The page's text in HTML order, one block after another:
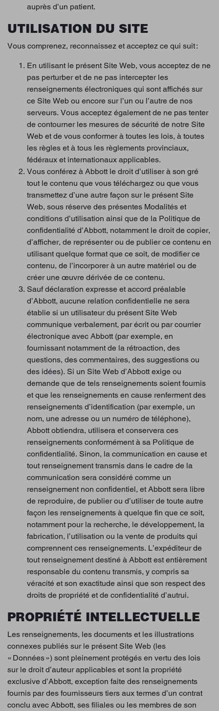
auprès d’un patient.
UTILISATION DU SITE
Vous comprenez, reconnaissez et acceptez ce qui suit :
En utilisant le présent Site Web, vous acceptez de ne
pas perturber et de ne pas intercepter les
renseignements électroniques qui sont affichés sur
ce Site Web ou encore sur l’un ou l’autre de nos
serveurs. Vous acceptez également de ne pas tenter
de contourner les mesures de sécurité de notre Site
Web et de vous conformer à toutes les lois, à toutes
les règles et à tous les règlements provinciaux,
fédéraux et internationaux applicables.
Vous conférez à Abbott le droit d’utiliser à son gré
tout le contenu que vous téléchargez ou que vous
transmettez d’une autre façon sur le présent Site
Web, sous réserve des présentes Modalités et
conditions d’utilisation ainsi que de la Politique de
confidentialité d’Abbott, notamment le droit de copier,
d’afficher, de représenter ou de publier ce contenu en
utilisant quelque format que ce soit, de modifier ce
contenu, de l’incorporer à un autre matériel ou de
créer une œuvre dérivée de ce contenu.
Sauf déclaration expresse et accord préalable
d’Abbott, aucune relation confidentielle ne sera
établie si un utilisateur du présent Site Web
communique verbalement, par écrit ou par courrier
électronique avec Abbott (par exemple, en
fournissant notamment de la rétroaction, des
questions, des commentaires, des suggestions ou
des idées). Si un Site Web d’Abbott exige ou
demande que de tels renseignements soient fournis
et que les renseignements en cause renferment des
renseignements d’identification (par exemple, un
nom, une adresse ou un numéro de téléphone),
Abbott obtiendra, utilisera et conservera ces
renseignements conformément à sa Politique de
confidentialité. Sinon, la communication en cause et
tout renseignement transmis dans le cadre de la
communication sera considéré comme un
renseignement non confidentiel, et Abbott sera libre
de reproduire, de publier ou d’utiliser de toute autre
façon les renseignements à quelque fin que ce soit,
notamment pour la recherche, le développement, la
fabrication, l’utilisation ou la vente de produits qui
comprennent ces renseignements. L’expéditeur de
tout renseignement destiné à Abbott est entièrement
responsable du contenu transmis, y compris sa
véracité et son exactitude ainsi que son respect des
droits de propriété et de confidentialité d’autrui.
PROPRIÉTÉ INTELLECTUELLE
Les renseignements, les documents et les illustrations
connexes publiés sur le présent Site Web (les
« Données ») sont pleinement protégés en vertu des lois
sur le droit d’auteur applicables et sont la propriété
exclusive d’Abbott, exception faite des renseignements
fournis par des fournisseurs tiers aux termes d’un contrat
conclu avec Abbott, ses filiales ou les membres de son